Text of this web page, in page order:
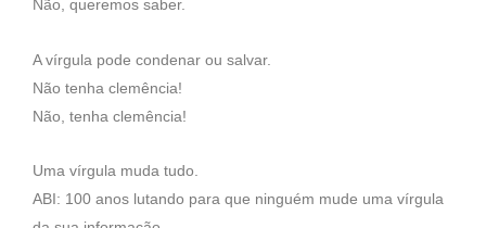
Não, queremos saber.
A vírgula pode condenar ou salvar.
Não tenha clemência!
Não, tenha clemência!
Uma vírgula muda tudo.
ABI: 100 anos lutando para que ninguém mude uma vírgula